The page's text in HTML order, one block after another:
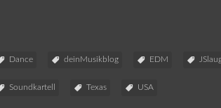
Dance deinMusikblog EDM
Soundkartell Texas USA